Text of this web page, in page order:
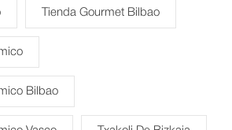
Tienda Gourmet Bilbao
Bilbao